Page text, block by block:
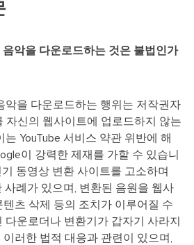
음악을 다운로드하는 것은 불법인가
악을 다운로드하는 행위는 저작권자
자신의 웹사이트에 업로드하지 않는
YouTube 서비스 약관 위반에 해
이 강력한 제재를 가할 수 있습니
기 동영상 변환 사이트를 고소하며
사례가 있으며, 변환된 음원을 웹사
츠 삭제 등의 조치가 이루어질 수
다운로더나 변환기가 갑자기 사라지
러한 법적 대응과 관련이 있으며,